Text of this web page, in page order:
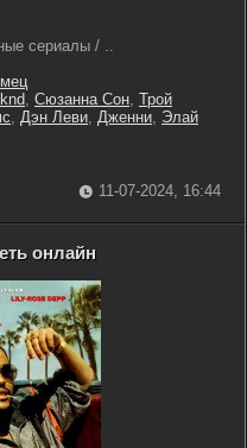
сериалы / ..
, Сюзанна Сон, Трой
, Дэн Леви, Дженни, Элай
11-07-2024, 16:44
онлайн